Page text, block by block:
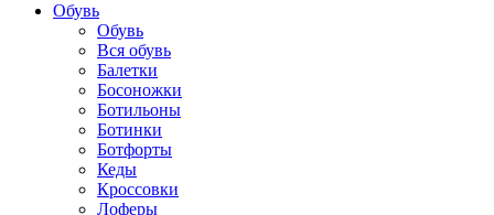
Обувь
Обувь
Вся обувь
Балетки
Босоножки
Ботильоны
Ботинки
Ботфорты
Кеды
Кроссовки
Лоферы